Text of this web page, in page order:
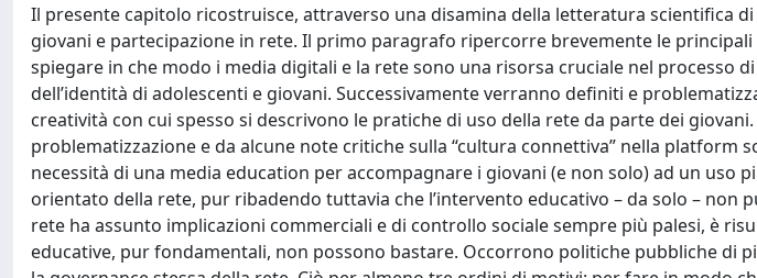
Il presente capitolo ricostruisce, attraverso una disamina della letteratura scientifica
giovani e partecipazione in rete. Il primo paragrafo ripercorre brevemente le principali
spiegare in che modo i media digitali e la rete sono una risorsa cruciale nel processo
dell’identità di adolescenti e giovani. Successivamente verranno definiti e
creatività con cui spesso si descrivono le pratiche di uso della rete da parte dei
problematizzazione e da alcune note critiche sulla “cultura connettiva” nella platform
necessità di una media education per accompagnare i giovani (e non solo) ad un uso
orientato della rete, pur ribadendo tuttavia che l’intervento educativo – da solo – non
rete ha assunto implicazioni commerciali e di controllo sociale sempre più palesi, è
educative, pur fondamentali, non possono bastare. Occorrono politiche pubbliche di